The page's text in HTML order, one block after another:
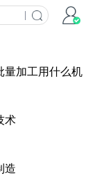
量加工用什么机
术
造